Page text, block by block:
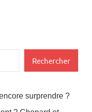
Rechercher
surprendre ?